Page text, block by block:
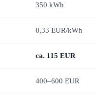
350 kWh
0,33 EUR/kWh
ca. 115 EUR
400–600 EUR